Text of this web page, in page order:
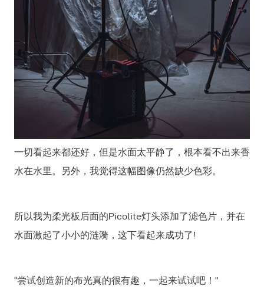
一切看起来都还好，但是水面太平静了，根本看不出来香
水在水里。另外，我觉得这幅图像仍然缺少色彩。
所以我为柔光板后面的Picolite灯头添加了滤色片，并在
水面激起了小小的涟漪，这下看起来成功了!
“尝试创造新的布光真的很有趣，一起来试试吧！”